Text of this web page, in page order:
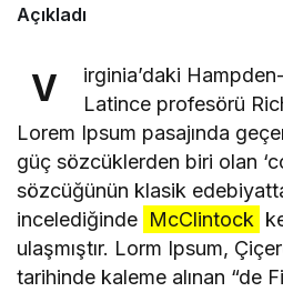
Açıkladı
V
irginia’daki
Latince profesörü
Lorem Ipsum pasajında
güç sözcüklerden biri olan
sözcüğünün klasik
incelediğinde McClintock
ulaşmıştır. Lorm Ipsum,
tarihinde kaleme alınan “de